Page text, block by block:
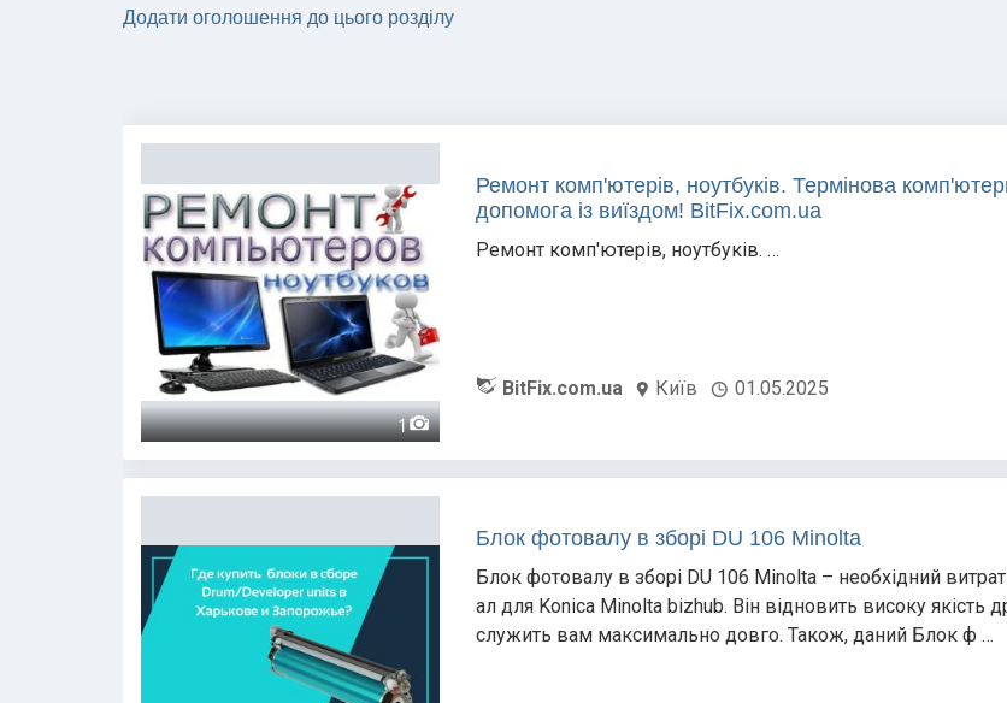
Додати оголошення до цього розділу
1
Ремонт комп'ютерів, ноутбуків. Термінова
допомога із виїздом! BitFix.com.ua
Ремонт комп'ютерів, ноутбуків. …
BitFix.com.ua Київ 01.05.2025
Блок фотовалу в зборі DU 106 Minolta
Блок фотовалу в зборі DU 106 Minolta – необхідний
ал для Konica Minolta bizhub. Він відновить високу якість
служить вам максимально довго. Також, даний Блок ф …